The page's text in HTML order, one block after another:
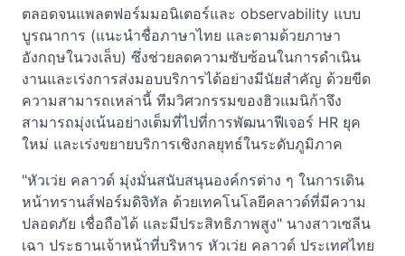
ตลอดจนแพลตฟอร์มมอนิเตอร์และ observability แบบ
บูรณาการ (แนะนำชื่อภาษาไทย และตามด้วยภาษา
อังกฤษในวงเล็บ) ซึ่งช่วยลดความซับซ้อนในการดำเนิน
งานและเร่งการส่งมอบบริการได้อย่างมีนัยสำคัญ ด้วยขีด
ความสามารถเหล่านี้ ทีมวิศวกรรมของฮิวแมนิก้าจึง
สามารถมุ่งเน้นอย่างเต็มที่ไปที่การพัฒนาฟีเจอร์ HR ยุค
ใหม่ และเร่งขยายบริการเชิงกลยุทธ์ในระดับภูมิภาค
"หัวเว่ย คลาวด์ มุ่งมั่นสนับสนุนองค์กรต่าง ๆ ในการเดิน
หน้าทรานส์ฟอร์มดิจิทัล ด้วยเทคโนโลยีคลาวด์ที่มีความ
ปลอดภัย เชื่อถือได้ และมีประสิทธิภาพสูง" นางสาวเซลีน
เฉา ประธานเจ้าหน้าที่บริหาร หัวเว่ย คลาวด์ ประเทศไทย